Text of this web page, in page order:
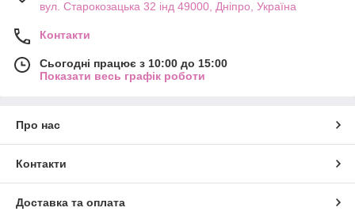
вул. Старокозацька 32 інд 49000, Дніпро, Україна
Контакти
Сьогодні працює з 10:00 до 15:00
Показати весь графік роботи
Про нас
Контакти
Доставка та оплата